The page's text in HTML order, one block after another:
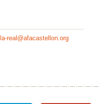
real@afacastellon.org